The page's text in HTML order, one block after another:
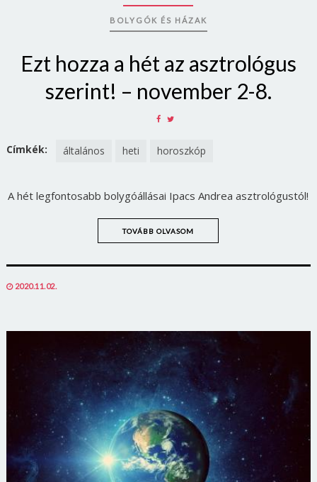
BOLYGÓK ÉS HÁZAK
Ezt hozza a hét az asztrológus
szerint! – november 2-8.
SHARE
FACEBOOK
TWITTER
Címkék: általános heti horoszkóp
A hét legfontosabb bolygóállásai Ipacs Andrea asztrológustól!
TOVÁBB OLVASOM
POSTED
2020.11.02.